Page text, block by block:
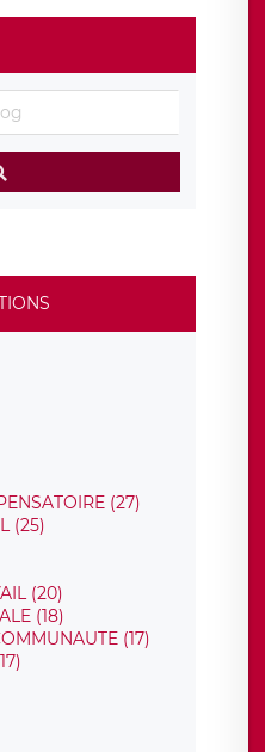
(27)
(25)
(20)
(18)
(17)